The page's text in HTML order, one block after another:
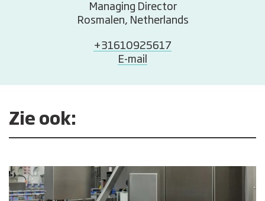
Managing Director
Rosmalen, Netherlands
+31610925617
E-mail
Zie ook: